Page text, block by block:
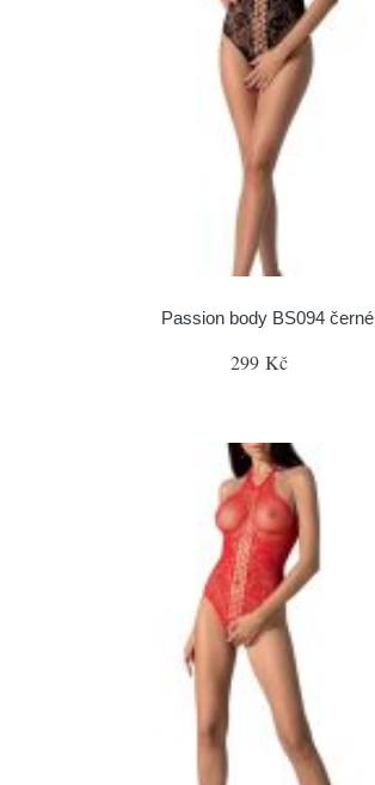
Passion body BS094 černé
299 Kč